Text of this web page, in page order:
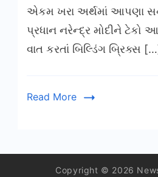
એકમ ખરા અર્થમાં આપણા
પ્રધાન નરેન્દ્ર મોદીને ટેકો
વાત કરતાં બિલ્ડિંગ બ્રિક્સ
Read More
Copyright © 2026